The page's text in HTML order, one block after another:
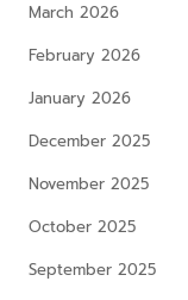
March 2026
February 2026
January 2026
December 2025
November 2025
October 2025
September 2025